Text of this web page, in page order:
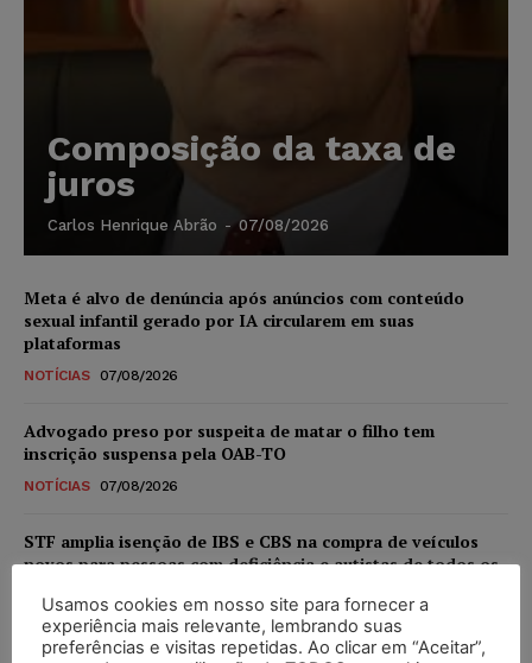
Composição da taxa de
juros
Carlos Henrique Abrão - 07/08/2026
Meta é alvo de denúncia após anúncios com conteúdo
sexual infantil gerado por IA circularem em suas
plataformas
NOTÍCIAS 07/08/2026
Advogado preso por suspeita de matar o filho tem
inscrição suspensa pela OAB-TO
NOTÍCIAS 07/08/2026
STF amplia isenção de IBS e CBS na compra de veículos
novos para pessoas com deficiência e autistas de todos os
DIREITO TRIBUTÁRIO 07/08/2026
Usamos cookies em nosso site para fornecer a
experiência mais relevante, lembrando suas
preferências e visitas repetidas. Ao clicar em “Aceitar”,